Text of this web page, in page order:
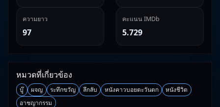
ความยาว
97
คะแนน IMDb
5.729
หมวดที่เกี่ยวข้อง
บู๊ ผจญ ระทึกขวัญ ลึกลับ หนังคาวบอยตะวันตก
หนังชีวิต
อาชญากรรม